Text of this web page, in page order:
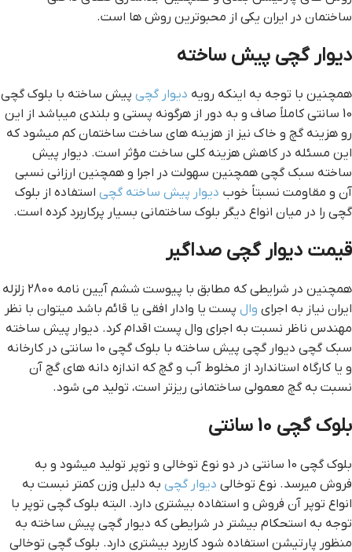
ساختمان در ایران یکی از محبوترین روش ها است.
دیوار گچی پیش ساخته
همچنین با توجه به اینکه رویه دیوار گچی پیش ساخته با بلوک گچی
10 سانتی کاملاً صاف و به دور از هرگونه پستی و بلندی میباشد از این
رو هزینه گچ و خاک نیز از هزینه های ساخت ساختمان کم میشود که
این مسئله در کاهش هزینه کلی ساخت مؤثر است. دیوار پیش
ساخته سبک گچی همچنین سهولت در اجرا و همچنین ارزانی نسبی
آن و مقاومت نسبتاً خوب دیوار پیش ساخته گچی استفاده از بلوک
گچی را در میان انواع دیگر بلوک ساختمانی بسیار پرکاربرد کرده است.
قيمت ديوار گچي صداگير
همچنین در شرایطی که مطابق با پیوست ششم آیین نامه 2800 زلزله
ایران نیاز به اجرای وال پست یا وادار افقی یا قائم باشد میتوان با نظر
مهندس ناظر نسبت به اجرای وال پست اقدام کرد. دیوار پیش ساخته
سبک گچی دیوار گچی پیش ساخته با بلوک گچی 10 سانتی در کارخانه
و یا کارگاه استاندارد از مخلوط آب و گچ که اندازه دانه های گچ آن
نسبت به گچ معمولی ساختمانی ریزتر است، تولید می شود.
بلوک گچی 10 سانتی
بلوک گچی 10 سانتی در دو نوع توخالی و توپر تولید میشود و به
فروش میرسد. نوع توخالی دیوار گچی به دلیل وزن کمتر نبست به
انواع توپر آن فروش و استفاده بیشتری دارد. البته بلوک گچی توپر با
توجه به استحکام بیشتر در شرایطی که دیوار گچی پیش ساخته به
منظور پارتیشن استفاده شود کاربرد بیشتری دارد. بلوک گچی توخالی